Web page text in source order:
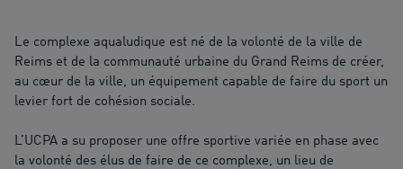
Le complexe aqualudique est né de la volonté de la ville de
Reims et de la communauté urbaine du Grand Reims de créer,
au cœur de la ville, un équipement capable de faire du sport un
levier fort de cohésion sociale.
L’UCPA a su proposer une offre sportive variée en phase avec
la volonté des élus de faire de ce complexe, un lieu de